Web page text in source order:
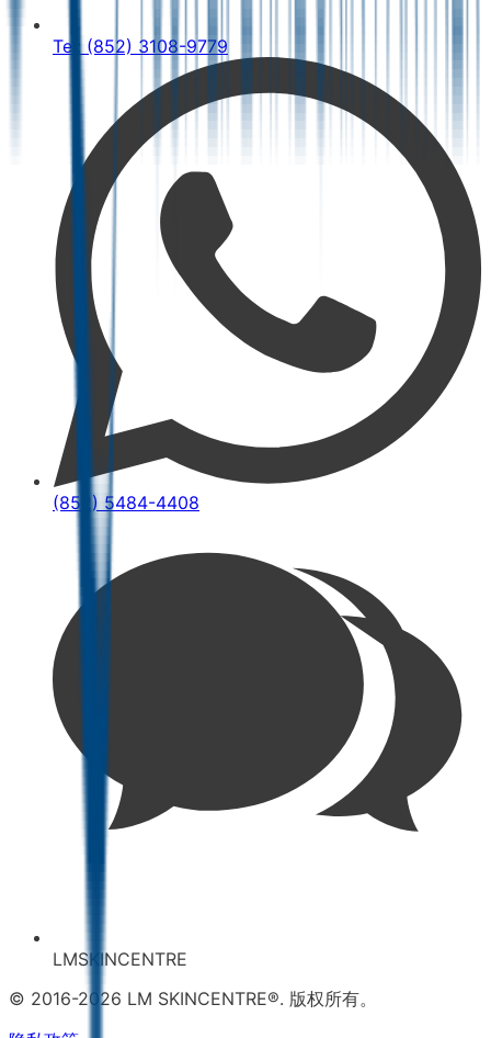
Tel: (852) 3108-9779
(852) 5484-4408
LMSKINCENTRE
© 2016-2026 LM SKINCENTRE®. 版权所有。